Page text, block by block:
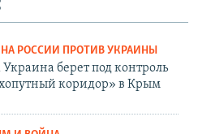
РОССИИ ПРОТИВ УКРАИНЫ
Украина берет под контроль
коридор» в Крым